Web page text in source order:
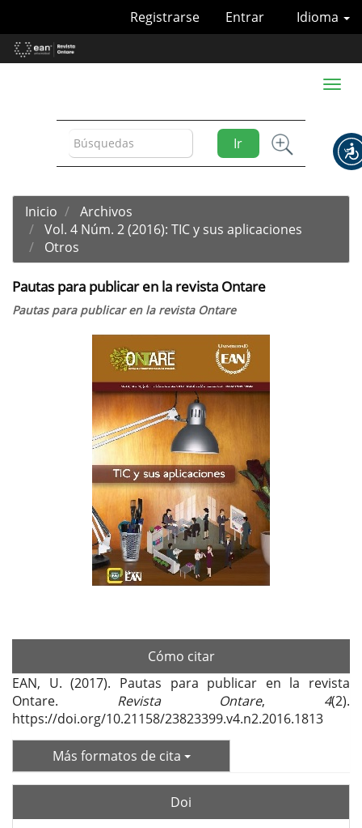
Contenido
principal
Idioma
Registrarse Entrar
Ir
Toggle
Inicio
Archivos
Vol. 4 Núm. 2 (2016): TIC y sus aplicaciones
Otros
Pautas para publicar en la revista Ontare
Pautas para publicar en la revista Ontare
artículo
Cómo citar
EAN, U. (2017). Pautas para publicar en la revista
Ontare. Revista Ontare, 4(2).
https://doi.org/10.21158/23823399.v4.n2.2016.1813
Más formatos de cita
Doi